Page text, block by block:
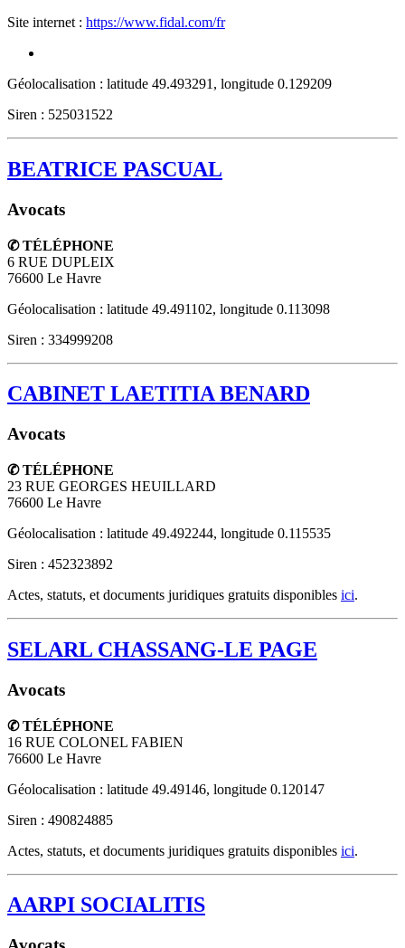
Site internet : https://www.fidal.com/fr
Géolocalisation : latitude 49.493291, longitude 0.129209
Siren : 525031522
BEATRICE PASCUAL
Avocats
✆ TÉLÉPHONE
6 RUE DUPLEIX
76600 Le Havre
Géolocalisation : latitude 49.491102, longitude 0.113098
Siren : 334999208
CABINET LAETITIA BENARD
Avocats
✆ TÉLÉPHONE
23 RUE GEORGES HEUILLARD
76600 Le Havre
Géolocalisation : latitude 49.492244, longitude 0.115535
Siren : 452323892
Actes, statuts, et documents juridiques gratuits disponibles ici.
SELARL CHASSANG-LE PAGE
Avocats
✆ TÉLÉPHONE
16 RUE COLONEL FABIEN
76600 Le Havre
Géolocalisation : latitude 49.49146, longitude 0.120147
Siren : 490824885
Actes, statuts, et documents juridiques gratuits disponibles ici.
AARPI SOCIALITIS